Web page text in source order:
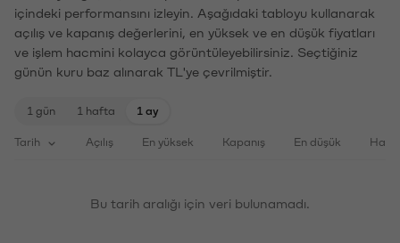
içindeki performansını izleyin. Aşağıdaki tabloyu kullanarak
açılış ve kapanış değerlerini, en yüksek ve en düşük fiyatları
ve işlem hacmini kolayca görüntüleyebilirsiniz. Seçtiğiniz
günün kuru baz alınarak TL'ye çevrilmiştir.
1 gün 1 hafta 1 ay
Tarih Açılış En yüksek Kapanış En düşük
Bu tarih aralığı için veri bulunamadı.